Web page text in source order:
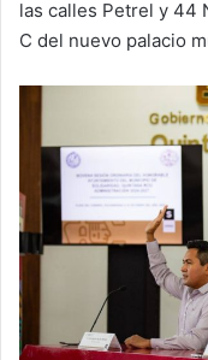
las calles Petrel y 44
C del nuevo palacio